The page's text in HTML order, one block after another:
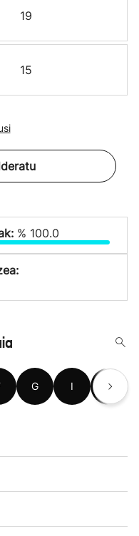
19
15
% 100.0
G I J